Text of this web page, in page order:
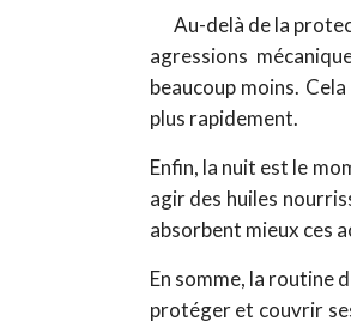
Au-delà de la
agressions
beaucoup moins.
plus rapidement.
Enfin, la nuit est le
agir des huiles
absorbent mieux ces
En somme, la routine
protéger et couvrir